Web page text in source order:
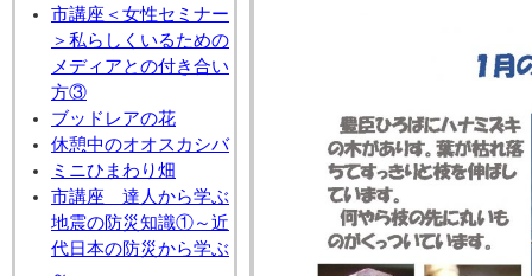
市講座＜女性セミナー
＞私らしくいるための
メディアとの付き合い
方③
ブッドレアの花
休憩中のオオスカシバ
ミニひまわり畑
市講座 達人から学ぶ
地震の防災知識①～近
代日本の防災から学ぶ